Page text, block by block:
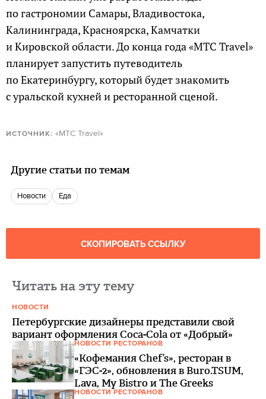
по гастрономии Самары, Владивостока,
Калининграда, Красноярска, Камчатки
и Кировской области. До конца года «МТС Travel»
планирует запустить путеводитель
по Екатеринбургу, который будет знакомить
с уральской кухней и ресторанной сценой.
ИСТОЧНИК: «МТС Travel»
Другие статьи по темам
новости еда
СКОПИРОВАТЬ ССЫЛКУ
Читать на эту тему
НОВОСТИ
Петербургские дизайнеры представили свой
вариант оформления Coca-Cola от «Добрый»
НОВОСТИ РЕСТОРАНОВ
«Кофемания Chef’s», ресторан в
«ГЭС-2», обновления в Buro.TSUM,
Lava, My Bistro и The Greeks
НОВОСТИ РЕСТОРАНОВ